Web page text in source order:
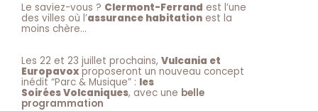
Le saviez-vous ? Clermont-Ferrand est l’une
des villes où l’assurance habitation est la
moins chère…
Les 22 et 23 juillet prochains, Vulcania et
Europavoxproposeront un nouveau concept
inédit “Parc & Musique” : les
Soirées Volcaniques, avec une belle
programmation